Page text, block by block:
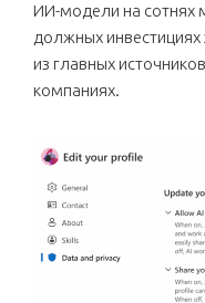
ИИ-модели на сотнях
должных
из главных
компаниях.